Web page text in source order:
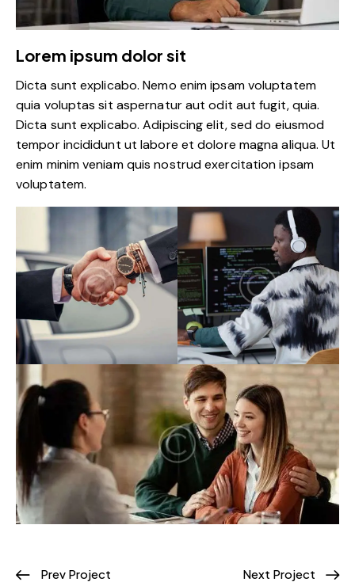
Lorem ipsum dolor sit
Dicta sunt explicabo. Nemo enim ipsam voluptatem
quia voluptas sit aspernatur aut odit aut fugit, quia.
Dicta sunt explicabo. Adipiscing elit, sed do eiusmod
tempor incididunt ut labore et dolore magna aliqua. Ut
enim minim veniam quis nostrud exercitation ipsam
voluptatem.
Prev Project Next Project